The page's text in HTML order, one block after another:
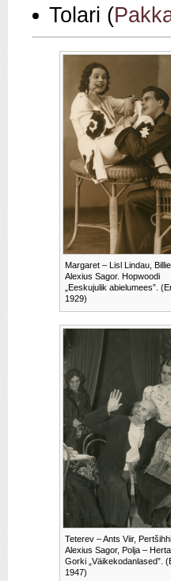
Tolari (
Margaret – Lisl Lindau,
Alexius Sagor. Hopwoodi
„Eeskujulik abielumees”.
1929)
Teterev – Ants Viir,
Alexius Sagor, Polja –
Gorki „Väikekodanlased”.
1947)